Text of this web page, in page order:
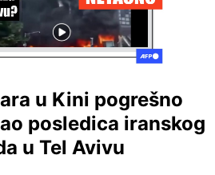
u Kini pogrešno
posledica iranskog
u Tel Avivu